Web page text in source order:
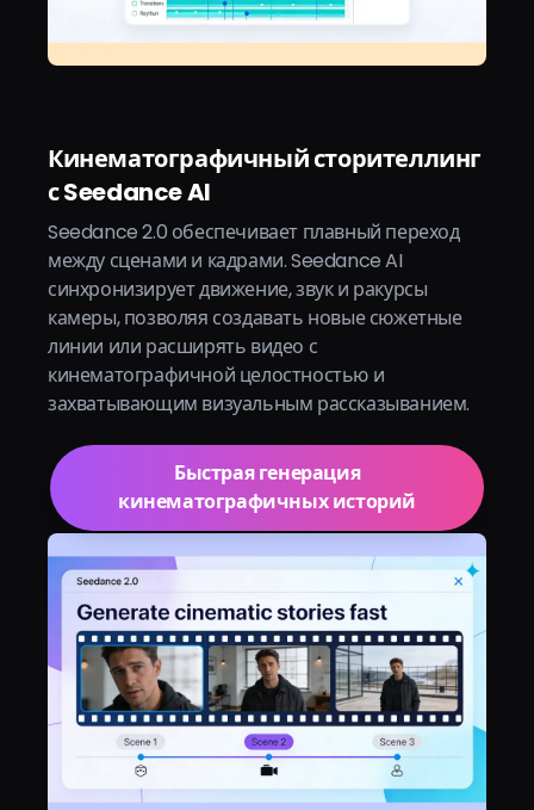
Кинематографичный сторителлинг
с Seedance AI
Seedance 2.0 обеспечивает плавный переход
между сценами и кадрами. Seedance AI
синхронизирует движение, звук и ракурсы
камеры, позволяя создавать новые сюжетные
линии или расширять видео с
кинематографичной целостностью и
захватывающим визуальным рассказыванием.
Быстрая генерация
кинематографичных историй